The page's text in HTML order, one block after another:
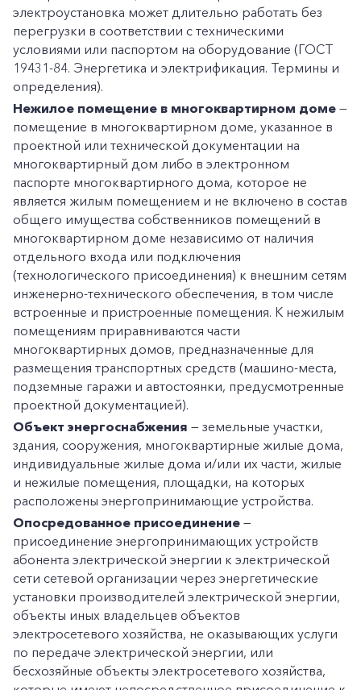
Частным клиентам
Корпоративным клиентам
электроустановка может длительно работать без
перегрузки в соответствии с техническими
условиями или паспортом на оборудование (ГОСТ
19431-84. Энергетика и электрификация. Термины и
определения).
Нежилое помещение в многоквартирном доме —
помещение в многоквартирном доме, указанное в
проектной или технической документации на
многоквартирный дом либо в электронном
паспорте многоквартирного дома, которое не
является жилым помещением и не включено в состав
общего имущества собственников помещений в
многоквартирном доме независимо от наличия
отдельного входа или подключения
(технологического присоединения) к внешним сетям
инженерно-технического обеспечения, в том числе
встроенные и пристроенные помещения. К нежилым
помещениям приравниваются части
многоквартирных домов, предназначенные для
размещения транспортных средств (машино-места,
подземные гаражи и автостоянки, предусмотренные
проектной документацией).
Объект энергоснабжения — земельные участки,
здания, сооружения, многоквартирные жилые дома,
индивидуальные жилые дома и/или их части, жилые
и нежилые помещения, площадки, на которых
расположены энергопринимающие устройства.
Опосредованное присоединение —
присоединение энергопринимающих устройств
абонента электрической энергии к электрической
сети сетевой организации через энергетические
установки производителей электрической энергии,
объекты иных владельцев объектов
электросетевого хозяйства, не оказывающих услуги
по передаче электрической энергии, или
бесхозяйные объекты электросетевого хозяйства,